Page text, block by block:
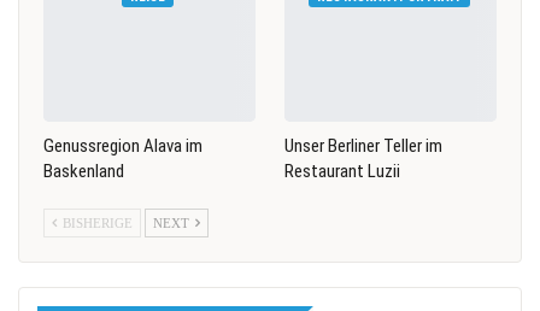
Genussregion Alava im
Baskenland
Unser Berliner Teller im
Restaurant Luzii
BISHERIGE NEXT